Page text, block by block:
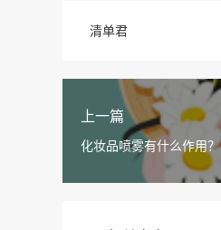
清单君
上一篇
化妆品喷雾有什么作用？